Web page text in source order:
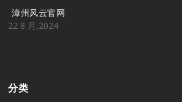
漳州风云官网
22 8 月,2024
分类